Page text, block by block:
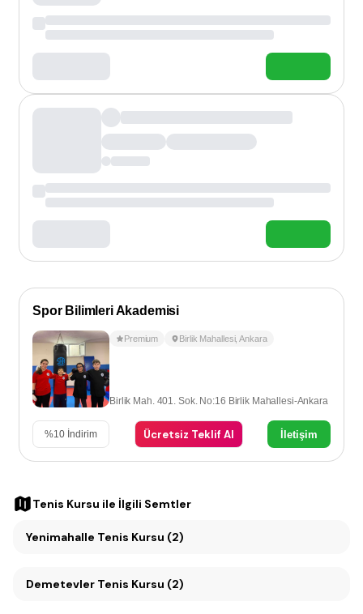
Spor Bilimleri Akademisi
Premium Birlik Mahallesi,Ankara
Birlik Mah. 401. Sok. No:16 Birlik Mahallesi-Ankara
%10 İndirim Ücretsiz Teklif Al İletişim
Tenis Kursu ile İlgili Semtler
Yenimahalle Tenis Kursu (2)
Demetevler Tenis Kursu (2)